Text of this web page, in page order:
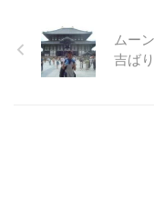
ムー
吉ば